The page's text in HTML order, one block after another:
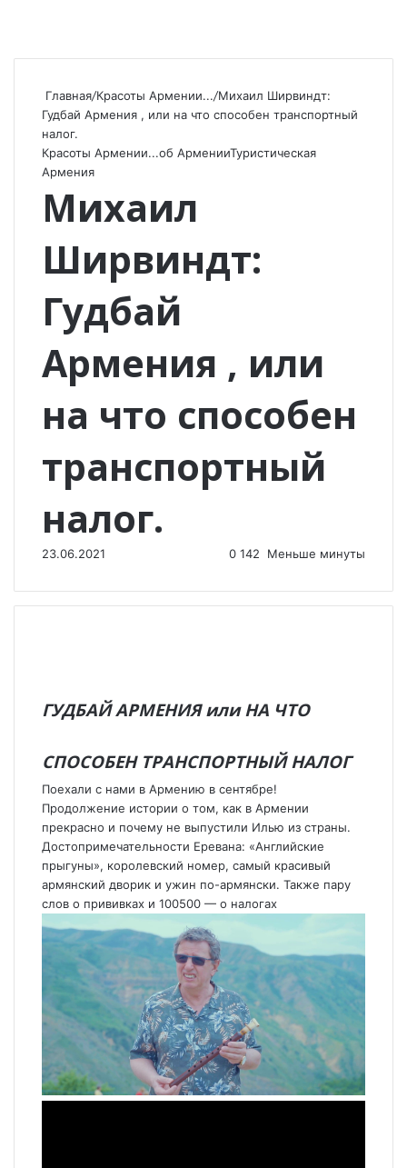
Главная/Красоты Армении.../Михаил Ширвиндт:
Гудбай Армения , или на что способен транспортный
налог.
Красоты Армении...об АрменииТуристическая
Армения
Михаил
Ширвиндт:
Гудбай
Армения , или
на что способен
транспортный
налог.
23.06.2021 0 142 Меньше минуты
ГУДБАЙ АРМЕНИЯ или НА ЧТО
СПОСОБЕН ТРАНСПОРТНЫЙ НАЛОГ
Поехали с нами в Армению в сентябре!
Продолжение истории о том, как в Армении
прекрасно и почему не выпустили Илью из страны.
Достопримечательности Еревана: «Английские
прыгуны», королевский номер, самый красивый
армянский дворик и ужин по-армянски. Также пару
слов о прививках и 100500 — о налогах